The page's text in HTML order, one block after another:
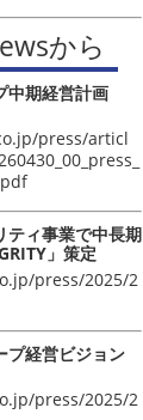
から
中期経営計画
press/articl
ィ事業で中長期
」策定
press/2025/2
経営ビジョン
press/2025/2